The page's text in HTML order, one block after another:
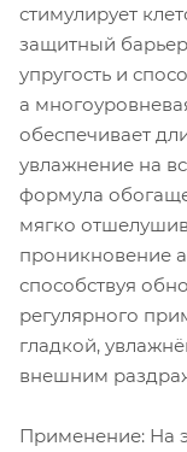
стимулирует
защитный
упругость и
а
обеспечивает
увлажнение на
формула
мягко
проникновение
способствуя
регулярного
гладкой,
внешним
Применение: На